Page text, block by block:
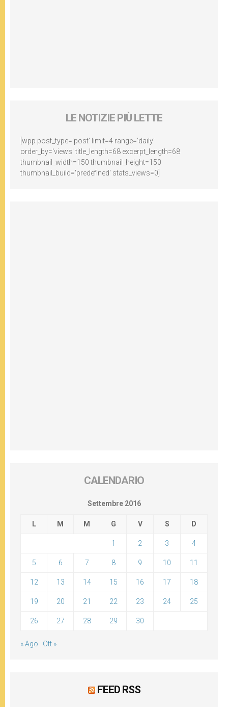
LE NOTIZIE PIÙ LETTE
[wpp post_type='post' limit=4 range='daily'
order_by='views' title_length=68 excerpt_length=68
thumbnail_width=150 thumbnail_height=150
thumbnail_build='predefined' stats_views=0]
CALENDARIO
Settembre 2016
L M M G V S D
1 2 3 4
5 6 7 8 9 10 11
12 13 14 15 16 17 18
19 20 21 22 23 24 25
26 27 28 29 30
« Ago Ott »
FEED RSS